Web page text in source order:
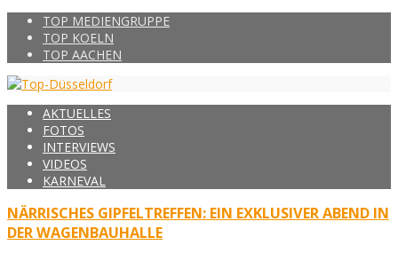
TOP MEDIENGRUPPE
TOP KOELN
TOP AACHEN
AKTUELLES
FOTOS
INTERVIEWS
VIDEOS
KARNEVAL
NÄRRISCHES GIPFELTREFFEN: EIN EXKLUSIVER ABEND IN
DER WAGENBAUHALLE